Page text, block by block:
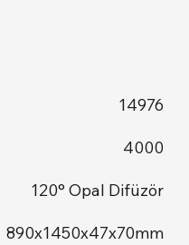
14976
4000
120° Opal Difüzör
890x1450x47x70mm